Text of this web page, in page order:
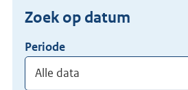
in
Zoek op datum
Periode